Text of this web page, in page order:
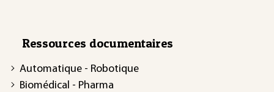
Ressources documentaires
Automatique - Robotique
Biomédical - Pharma